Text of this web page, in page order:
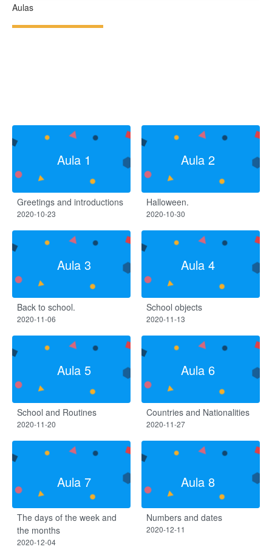
Aulas
Aula 1
Greetings and introductions
2020-10-23
Aula 2
Halloween.
2020-10-30
Aula 3
Back to school.
2020-11-06
Aula 4
School objects
2020-11-13
Aula 5
School and Routines
2020-11-20
Aula 6
Countries and Nationalities
2020-11-27
Aula 7
The days of the week and
the months
2020-12-04
Aula 8
Numbers and dates
2020-12-11